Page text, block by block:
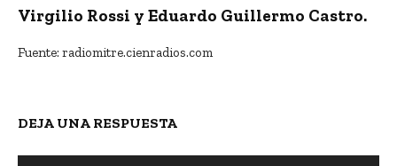
Virgilio Rossi y Eduardo Guillermo Castro.
Fuente: radiomitre.cienradios.com
DEJA UNA RESPUESTA